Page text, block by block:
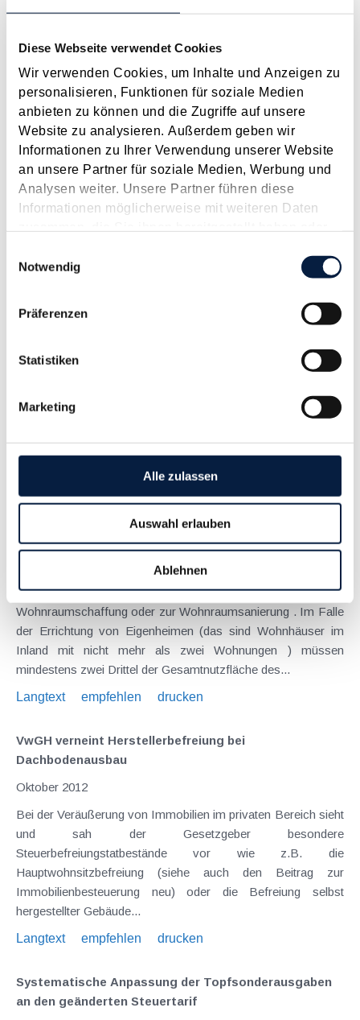
Diese Webseite verwendet Cookies
Wir verwenden Cookies, um Inhalte und Anzeigen zu
personalisieren, Funktionen für soziale Medien
anbieten zu können und die Zugriffe auf unsere
Website zu analysieren. Außerdem geben wir
Informationen zu Ihrer Verwendung unserer Website
an unsere Partner für soziale Medien, Werbung und
Analysen weiter. Unsere Partner führen diese
Informationen möglicherweise mit weiteren Daten
gesammelt haben.
Notwendig
Präferenzen
Statistiken
Marketing
Alle zulassen
Auswahl erlauben
Ablehnen
gab es in Österreich einen Handwerkerbonus, der damals bis
2016 ). Mit dem "Handwerkerbonus PLUS" kommt...
Langtext
empfehlen drucken
Sonderausgaben
Januar 2023
Definition, Auflistung und Beschreibung der wichtigsten
die Steuerreform
für Zuwendungen von Privatstiftungen, Erträge aus der
aus...
drucken
Kein Sonderausgabenabzug bei teilweise vermieteten
Zu den Sonderausgaben zählen auch Ausgaben zur
Wohnraumschaffung oder zur Wohnraumsanierung . Im Falle
der Errichtung von Eigenheimen (das sind Wohnhäuser im
Inland mit nicht mehr als zwei Wohnungen ) müssen
mindestens zwei Drittel der Gesamtnutzfläche des...
Langtext
empfehlen drucken
VwGH verneint Herstellerbefreiung bei
Dachbodenausbau
Oktober 2012
Bei der Veräußerung von Immobilien im privaten Bereich sieht
und sah der Gesetzgeber besondere
Steuerbefreiungstatbestände vor wie z.B. die
Hauptwohnsitzbefreiung (siehe auch den Beitrag zur
Immobilienbesteuerung neu) oder die Befreiung selbst
hergestellter Gebäude...
Langtext
empfehlen drucken
Systematische Anpassung der Topfsonderausgaben
an den geänderten Steuertarif